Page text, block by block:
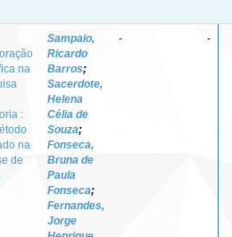
na
:
na
de
Sampaio,
Ricardo
Barros;
Sacerdote,
Helena
Célia de
Souza;
Fonseca,
Bruna de
Paula
Fonseca;
Fernandes,
Jorge
- -